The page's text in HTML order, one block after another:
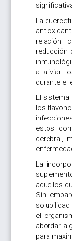
La
relación
reducción
a aliviar
durante el
El sistema
los
estos
cerebral,
La
aquellos
Sin
el
abordar
para